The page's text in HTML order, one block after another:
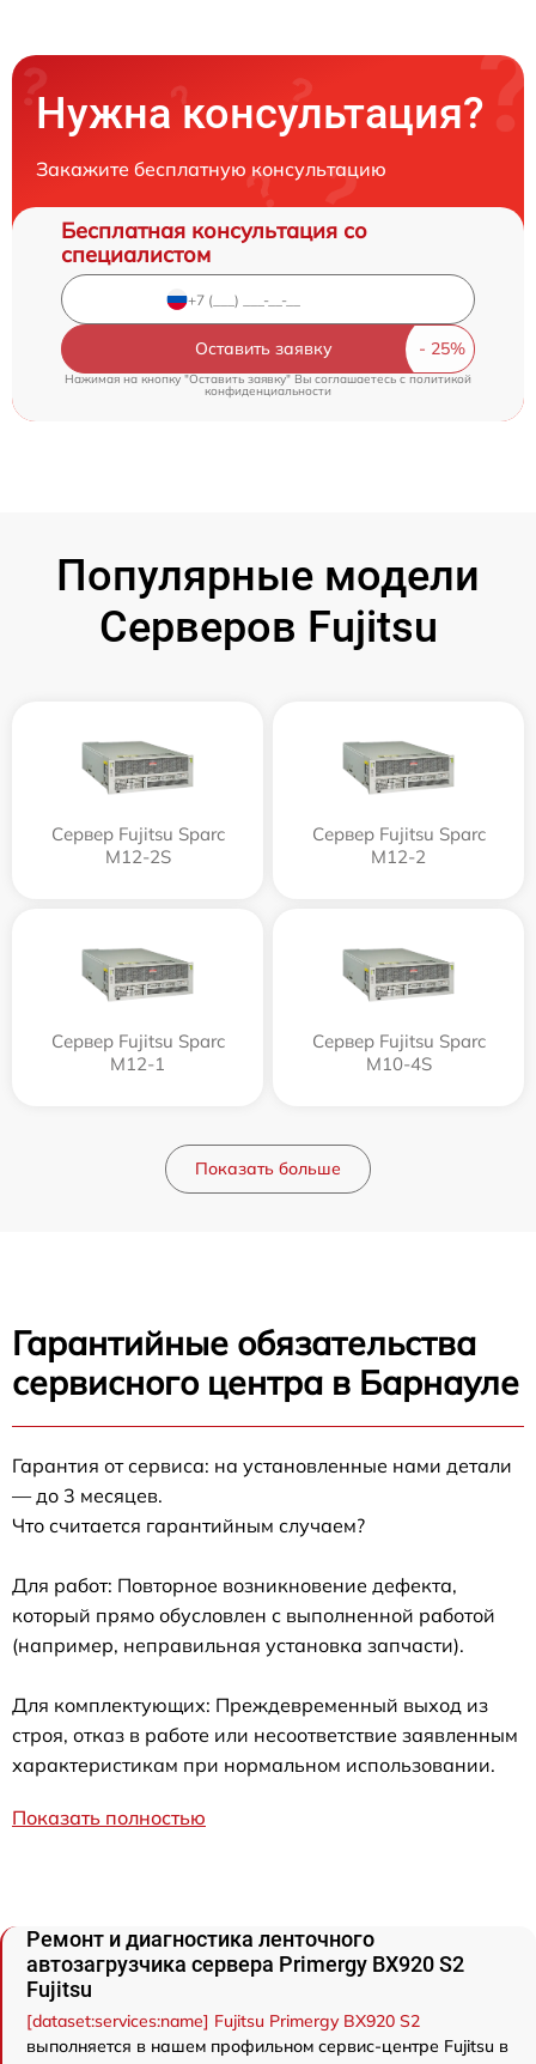
Нужна консультация?
Закажите бесплатную консультацию
Бесплатная консультация со
специалистом
Оставить заявку
Нажимая на кнопку "Оставить заявку" Вы соглашаетесь cполитикой
конфиденциальности
Популярные модели
Серверов Fujitsu
Сервер Fujitsu Sparc
M12-2S
Сервер Fujitsu Sparc
M12-2
Сервер Fujitsu Sparc
M12-1
Сервер Fujitsu Sparc
M10-4S
Показать больше
Гарантийные обязательства
сервисного центра в Барнауле
Гарантия от сервиса: на установленные нами детали
— до 3 месяцев.
Что считается гарантийным случаем?
Для работ: Повторное возникновение дефекта,
который прямо обусловлен с выполненной работой
(например, неправильная установка запчасти).
Для комплектующих: Преждевременный выход из
строя, отказ в работе или несоответствие заявленным
характеристикам при нормальном использовании.
Показать полностью
Ремонт и диагностика ленточного
автозагрузчика сервера Primergy BX920 S2
Fujitsu
[dataset:services:name] Fujitsu Primergy BX920 S2
выполняется в нашем профильном сервис-центре Fujitsu в